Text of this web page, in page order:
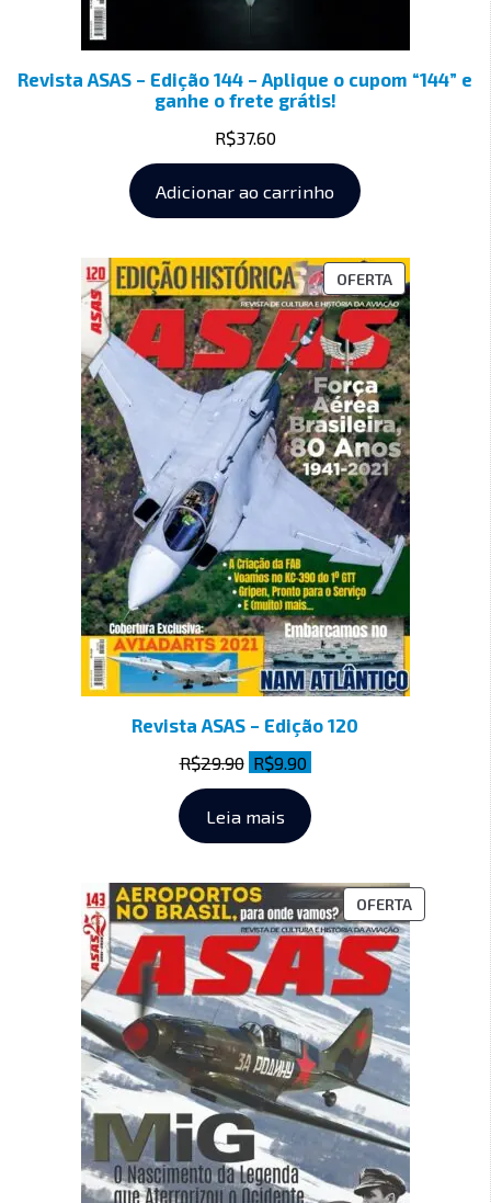
Revista ASAS – Edição 144 – Aplique o cupom “144” e
ganhe o frete grátis!
R$37.60
Adicionar ao carrinho
OFERTA
Revista ASAS – Edição 120
R$29.90 R$9.90
Leia mais
OFERTA